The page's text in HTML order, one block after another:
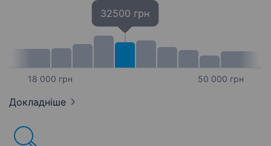
18 000 грн
32500 грн
50 000 грн
Докладніше